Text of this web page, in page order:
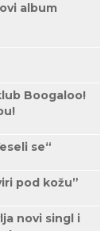
album
Boogaloo!
se“
pod kožu”
novi singl i